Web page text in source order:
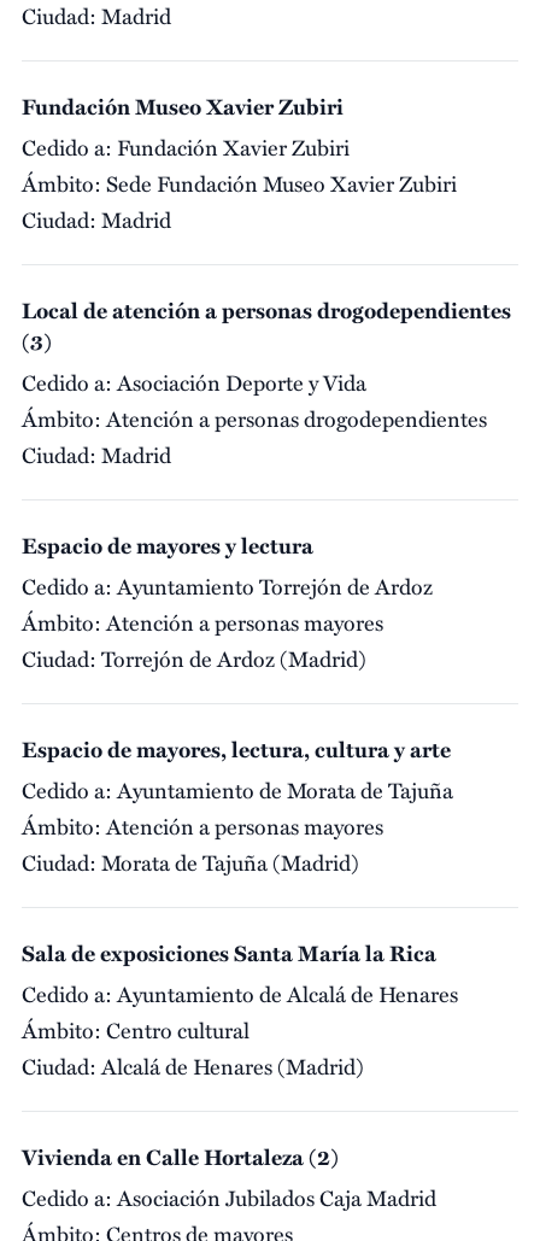
Ciudad: Madrid
Fundación Museo Xavier Zubiri
Cedido a: Fundación Xavier Zubiri
Ámbito: Sede Fundación Museo Xavier Zubiri
Ciudad: Madrid
Local de atención a personas drogodependientes
(3)
Cedido a:Asociación Deporte y Vida
Ámbito:Atención a personas drogodependientes
Ciudad: Madrid
Espacio de mayores y lectura
Cedido a:Ayuntamiento Torrejón de Ardoz
Ámbito:Atención a personas mayores
Ciudad: Torrejón de Ardoz (Madrid)
Espacio de mayores, lectura, cultura y arte
Cedido a:Ayuntamiento de Morata de Tajuña
Ámbito:Atención a personas mayores
Ciudad: Morata de Tajuña (Madrid)
Sala de exposiciones Santa María la Rica
Cedido a:Ayuntamiento de Alcalá de Henares
Ámbito: Centro cultural
Ciudad:Alcalá de Henares (Madrid)
Vivienda en Calle Hortaleza (2)
Cedido a:Asociación Jubilados Caja Madrid
Ámbito: Centros de mayores